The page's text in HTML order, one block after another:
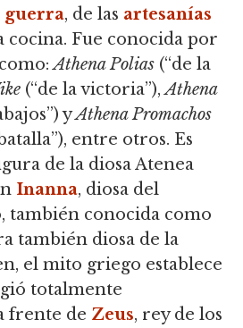
guerra, de las artesanías
cocina. Fue conocida por
Athena Polias (“de la
(“de la victoria”),Athena
yAthena Promachos
entre otros. Es
de la diosa Atenea
Inanna, diosa del
también conocida como
también diosa de la
el mito griego establece
totalmente
frente de Zeus, rey de los